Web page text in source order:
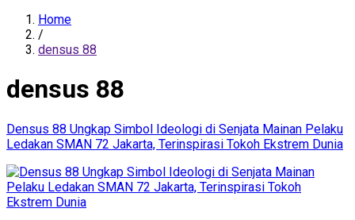
Home
/
densus 88
densus 88
Densus 88 Ungkap Simbol Ideologi di Senjata Mainan Pelaku
Ledakan SMAN 72 Jakarta, Terinspirasi Tokoh Ekstrem Dunia